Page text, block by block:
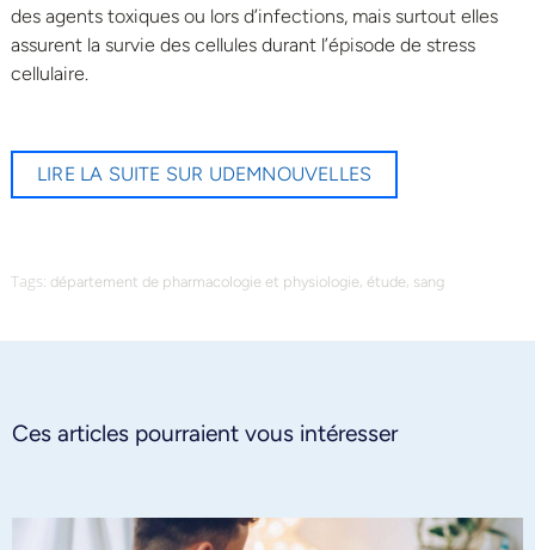
des agents toxiques ou lors d’infections, mais surtout elles
assurent la survie des cellules durant l’épisode de stress
cellulaire.
LIRE LA SUITE SUR UDEMNOUVELLES
Tags: département de pharmacologie et physiologie, étude, sang
Ces articles pourraient vous intéresser